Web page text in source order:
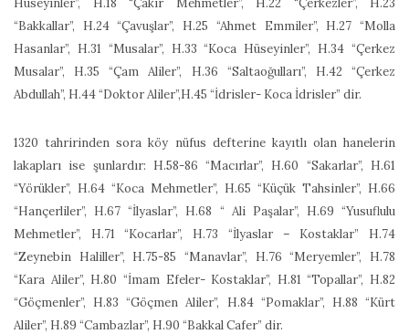
“Bakkallar”, H.24 “Çavuşlar”, H.25 “Ahmet Emmiler”, H.27 “Molla
Hasanlar”, H.31 “Musalar”, H.33 “Koca Hüseyinler”, H.34 “Çerkez
Musalar”, H.35 “Çam Aliler”, H.36 “Saltaoğulları”, H.42 “Çerkez
Abdullah”, H.44 “Doktor Aliler”,H.45 “İdrisler- Koca İdrisler” dir.
1320 tahririnden sora köy nüfus defterine kayıtlı olan hanelerin
lakapları ise şunlardır: H.58-86 “Macırlar”, H.60 “Sakarlar”, H.61
“Yörükler”, H.64 “Koca Mehmetler”, H.65 “Küçük Tahsinler”, H.66
“Hançerliler”, H.67 “İlyaslar”, H.68 “ Ali Paşalar”, H.69 “Yusuflulu
Mehmetler”, H.71 “Kocarlar”, H.73 “İlyaslar – Kostaklar” H.74
“Zeynebin Haliller”, H.75-85 “Manavlar”, H.76 “Meryemler”, H.78
“Kara Aliler”, H.80 “İmam Efeler- Kostaklar”, H.81 “Topallar”, H.82
“Göçmenler”, H.83 “Göçmen Aliler”, H.84 “Pomaklar”, H.88 “Kürt
Aliler”, H.89 “Cambazlar”, H.90 “Bakkal Cafer” dir.